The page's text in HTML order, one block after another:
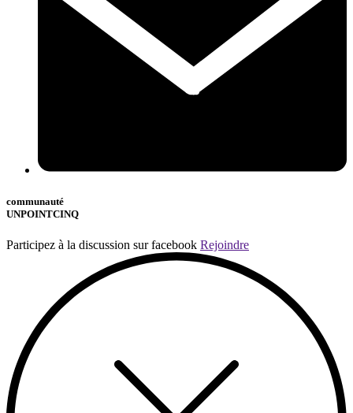
communauté
UNPOINTCINQ
Participez à la discussion sur facebook Rejoindre